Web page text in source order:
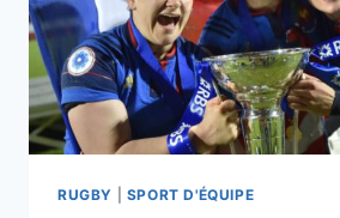
RUGBY SPORT D'ÉQUIPE